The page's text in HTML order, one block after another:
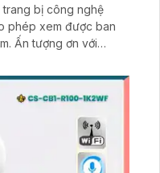
phép xem được ban
hợp
quản lý dễ dàng